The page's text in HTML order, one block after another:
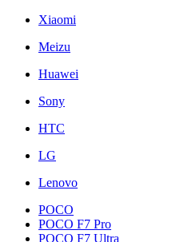
Xiaomi
Meizu
Huawei
Sony
HTC
LG
Lenovo
POCO
POCO F7 Pro
POCO F7 Ultra